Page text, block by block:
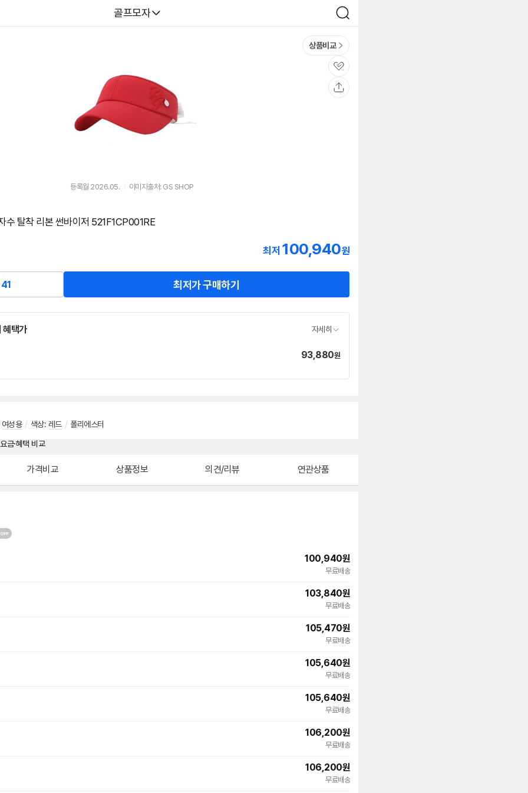
다나와
골프모자
검
색
상품비교
관
심
등록월 2026.05. 이미지출처: GS SHOP
수 탈착 리본 썬바이저 521F1CP001RE
최저 100,940원
41 최저가 구매하기
혜택가 자세히
가
93,880원
여성용 / 색상: 레드 / 폴리에스터
가격비교 상품정보 의견/리뷰 연관상품
100,940원
무료배송
103,840원
무료배송
105,470원
무료배송
105,640원
무료배송
105,640원
무료배송
106,200원
무료배송
106,200원
무료배송